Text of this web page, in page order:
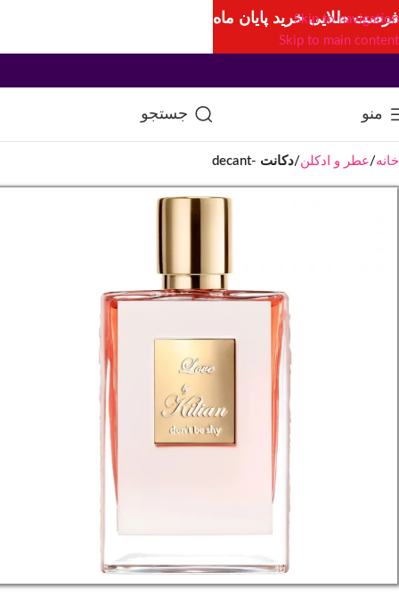
Skip to navigation
Skip to main content
منو جستجو
خانه عطر و ادکلن دکانت -decant
فرصت طلایی خرید پایان ماه